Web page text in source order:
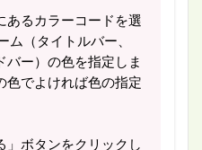
あるカラーコードを選
ム（タイトルバー、
バー）の色を指定しま
色でよければ色の指定
」ボタンをクリックし